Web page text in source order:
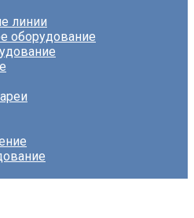
линии
оборудование